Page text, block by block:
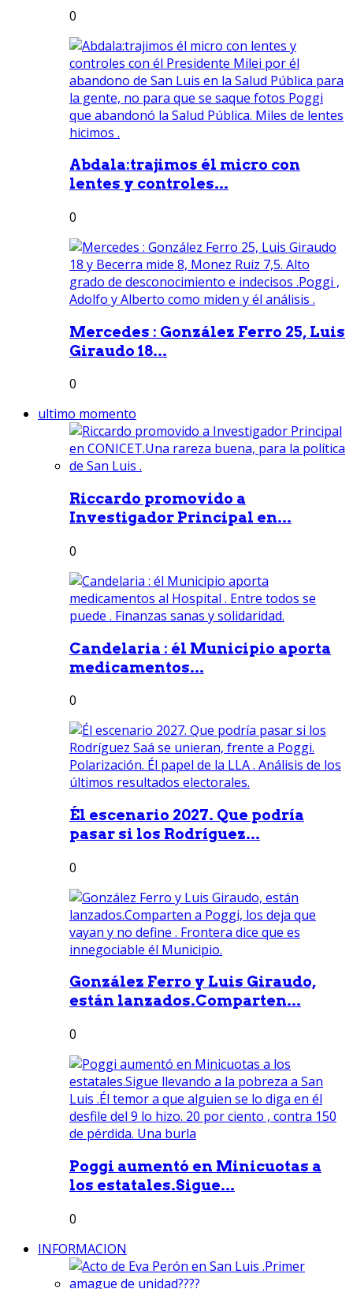
0
Abdala:trajimos él micro con
lentes y controles...
0
Mercedes : González Ferro 25, Luis
Giraudo 18...
0
ultimo momento
Riccardo promovido a
Investigador Principal en...
0
Candelaria : él Municipio aporta
medicamentos...
0
Él escenario 2027. Que podría
pasar si los Rodríguez...
0
González Ferro y Luis Giraudo,
están lanzados.Comparten...
0
Poggi aumentó en Minicuotas a
los estatales.Sigue...
0
INFORMACION